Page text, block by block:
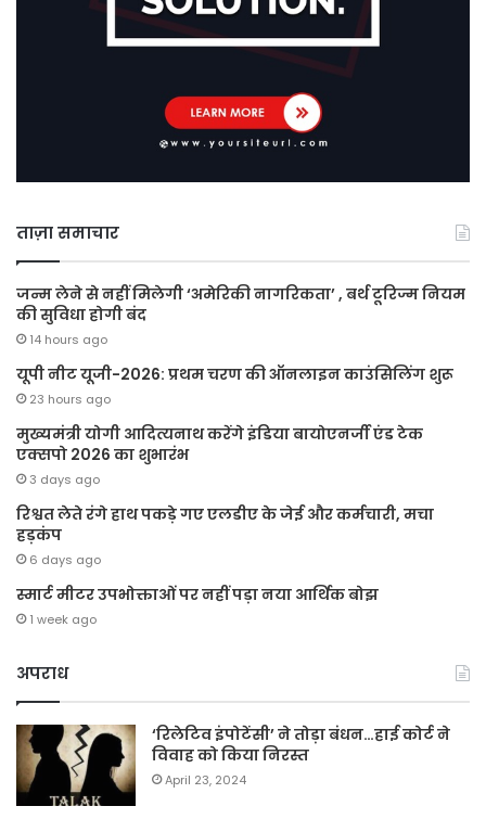
ताज़ा समाचार
जन्म लेने से नहीं मिलेगी ‘अमेरिकी नागरिकता’ , बर्थ टूरिज्म नियम
की सुविधा होगी बंद
14 hours ago
यूपी नीट यूजी-2026: प्रथम चरण की ऑनलाइन काउंसिलिंग शुरू
23 hours ago
मुख्यमंत्री योगी आदित्यनाथ करेंगे इंडिया बायोएनर्जी एंड टेक
एक्सपो 2026 का शुभारंभ
3 days ago
रिश्वत लेते रंगे हाथ पकड़े गए एलडीए के जेई और कर्मचारी, मचा
हड़कंप
6 days ago
स्मार्ट मीटर उपभोक्ताओं पर नहीं पड़ा नया आर्थिक बोझ
1 week ago
अपराध
‘रिलेटिव इंपोटेंसी’ ने तोड़ा बंधन…हाई कोर्ट ने
विवाह को किया निरस्त
April 23, 2024